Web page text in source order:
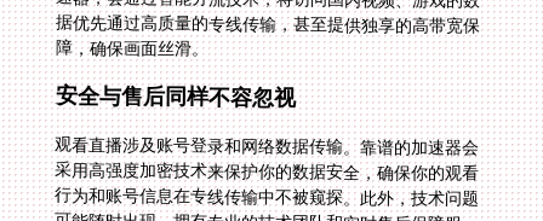
障，确保画面丝滑。
安全与售后同样不容忽视
观看直播涉及账号登录和网络数据传输。靠谱的加速器会
采用高强度加密技术来保护你的数据安全，确保你的观看
行为和账号信息在专线传输中不被窥探。此外，技术问题
可能随时出现。拥有专业的技术团队和实时售后保障服
务，能在你遇到连接问题时快速响应解决，而不是让你独
自面对冰冷的帮助文档。这决定了你的观赛心情是愉悦还